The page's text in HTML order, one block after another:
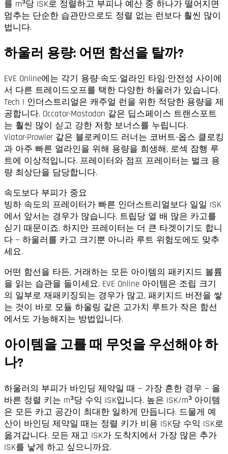
를 m³당 ISK로 정렬하고 부피나 예산 중 하나가 떨어지면
멈추는 단순한 습관만으로도 정렬 없는 런보다 훨씬 많이
법니다.
하울러 용량: 어떤 함선을 탈까?
EVE Online에는 각기 용량·속도·얼라인 타임·안전성 사이에
서 다른 트레이드오프를 택한 다양한 하울러가 있습니다.
Tech I 인더스트리얼은 캐주얼 런을 위한 적당한 용량을 제
공합니다. Occator·Mastodon 같은 딥스페이스 트랜스포트
는 훨씬 많이 싣고 강한 저항 보너스를 누립니다.
Viator·Prowler 같은 블로케이드 러너는 코버트-옵스 클로킹
과 아주 빠른 얼라인을 위해 용량을 희생해, 로섹 잠행 루
트에 이상적입니다. 프레이터와 점프 프레이터는 벌크 용
량 최상단을 담당합니다.
속도보다 부피가 중요
빙하 속도의 프레이터가 빠른 인더스트리얼보다 일일 ISK
에서 앞서는 경우가 많습니다. 트립당 열 배 많은 카고를
싣기 때문이죠. 하지만 프레이터는 더 큰 타겟이기도 합니
다 — 하울러를 카고 크기뿐 아니라 루트 위험도에도 맞추
세요.
어떤 함선을 타든, 거래하는 모든 아이템의 패키지드 볼륨
을 읽는 습관을 들이세요. EVE Online 아이템은 조립 크기
의 일부로 재패키징되는 경우가 많고, 패키지드 버전을 쌓
는 것이 바로 모듈 하울링 같은 고가치 루트가 작은 함선
에서도 가능해지는 방법입니다.
아이템을 고를 때 무엇을 우선해야 하
나?
하울러의 부피가 바인딩 제약일 때 — 가장 흔한 경우 — 올
바른 정렬 키는 m³당 수익 ISK입니다. 높은 ISK/m³ 아이템
은 모든 카고 공간이 최대한 일하게 만듭니다. 드물게 예
산이 바인딩 제약일 때는 정렬 키가 비용 ISK당 수익 ISK로
옮겨갑니다. 모든 재고 ISK가 도착지에서 가장 많은 추가
ISK를 낳게 하고 싶으니까요.